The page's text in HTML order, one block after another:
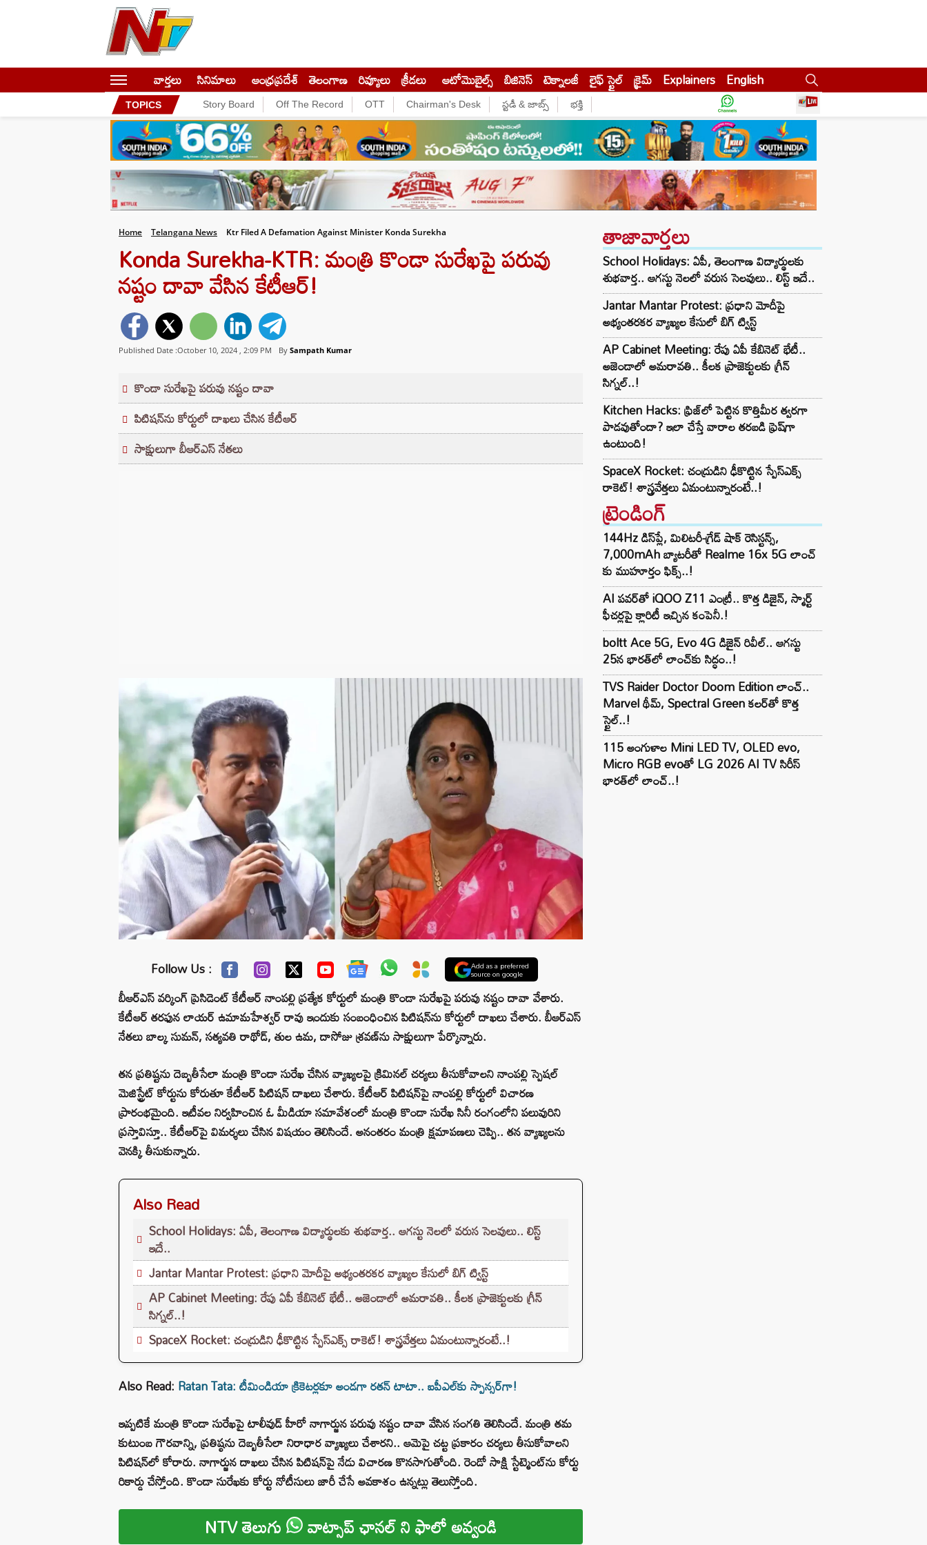
వార్తలు సినిమాలు ఆంధ్రప్రదేశ్ తెలంగాణ రివ్యూలు క్రీడలు ఆటోమొబైల్స్ బిజినెస్‌ టెక్నాలజీ లైఫ్ స్టైల్ క్రైమ్ Explainers English
TOPICS Story Board Off The Record OTT Chairman's Desk స్టడీ & జాబ్స్ భక్తి
Home Telangana News Ktr Filed A Defamation Against Minister Konda Surekha
Konda Surekha-KTR: మంత్రి కొండా సురేఖపై పరువు
నష్టం దావా వేసిన కేటీఆర్‌!
Published Date :October 10, 2024 , 2:09 PM By Sampath Kumar
కొండా సురేఖపై పరువు నష్టం దావా
పిటిషన్‌ను కోర్టులో దాఖలు చేసిన కేటీఆర్‌
సాక్షులుగా బీఆర్‌‌‌‌‌‌‌‌ఎస్ నేతలు
Follow Us : Add as a preferred
source on google
బీఆర్‌‌‌‌‌‌‌‌ఎస్ వర్కింగ్ ప్రెసిడెంట్ కేటీఆర్‌ నాంపల్లి ప్రత్యేక కోర్టులో మంత్రి కొండా సురేఖపై పరువు నష్టం దావా వేశారు.
కేటీఆర్‌ తరఫున లాయర్ ఉమామహేశ్వర్‌ రావు ఇందుకు సంబంధించిన పిటిషన్‌ను కోర్టులో దాఖలు చేశారు. బీఆర్‌‌‌‌‌‌‌‌ఎస్
నేతలు బాల్క సుమన్‌, సత్యవతి రాథోడ్‌, తుల ఉమ, దాసోజు శ్రవణ్‌ను సాక్షులుగా పేర్కొన్నారు.
తన ప్రతిష్టను దెబ్బతీసేలా మంత్రి కొండా సురేఖ చేసిన వ్యాఖ్యలపై క్రిమినల్ చర్యలు తీసుకోవాలని నాంపల్లి స్పెషల్‌
మెజిస్ట్రేట్‌ కోర్టును కోరుతూ కేటీఆర్ పిటిషన్ దాఖలు చేశారు. కేటీఆర్‌ పిటిషన్‌పై నాంపల్లి కోర్టులో విచారణ
ప్రారంభమైంది. ఇటీవల నిర్వహించిన ఓ మీడియా సమావేశంలో మంత్రి కొండా సురేఖ సినీ రంగంలోని పలువురిని
ప్రస్తావిస్తూ.. కేటీఆర్‌పై విమర్శలు చేసిన విషయం తెలిసిందే. అనంతరం మంత్రి క్షమాపణలు చెప్పి.. తన వ్యాఖ్యలను
వెనక్కి తీసుకున్నారు.
Also Read
School Holidays: ఏపీ, తెలంగాణ విద్యార్థులకు శుభవార్త.. ఆగస్టు నెలలో వరుస సెలవులు.. లిస్ట్
ఇదే..
Jantar Mantar Protest: ప్రధాని మోదీపై అభ్యంతరకర వ్యాఖ్యల కేసులో బిగ్ ట్విస్ట్
AP Cabinet Meeting: రేపు ఏపీ కేబినెట్ భేటీ.. అజెండాలో అమరావతి.. కీలక ప్రాజెక్టులకు గ్రీన్
సిగ్నల్..!
SpaceX Rocket: చంద్రుడిని ఢీకొట్టిన స్పేస్‌ఎక్స్ రాకెట్! శాస్త్రవేత్తలు ఏమంటున్నారంటే..!
Also Read: Ratan Tata: టీమిండియా క్రికెటర్లకూ అండగా రతన్ టాటా.. ఐపీఎల్‌కు స్పాన్సర్‌గా!
ఇప్పటికే మంత్రి కొండా సురేఖపై టాలీవుడ్ హీరో నాగార్జున పరువు నష్టం దావా వేసిన సంగతి తెలిసిందే. మంత్రి తమ
కుటుంబ గౌరవాన్ని, ప్రతిష్ఠను దెబ్బతీసేలా నిరాధార వ్యాఖ్యలు చేశారని.. ఆమెపై చట్ట ప్రకారం చర్యలు తీసుకోవాలని
పిటిషన్‌లో కోరారు. నాగార్జున దాఖలు చేసిన పిటిషన్‌పై నేడు విచారణ కొనసాగుతోంది. రెండో సాక్షి స్టేట్మెంట్‌ను కోర్టు
రికార్డు చేస్తోంది. కొండా సురేఖకు కోర్టు నోటీసులు జారీ చేసే అవకాశం ఉన్నట్లు తెలుస్తోంది.
NTV తెలుగు వాట్సాప్ ఛానల్ ని ఫాలో అవ్వండి
తాజావార్తలు
School Holidays: ఏపీ, తెలంగాణ విద్యార్థులకు
శుభవార్త.. ఆగస్టు నెలలో వరుస సెలవులు.. లిస్ట్ ఇదే..
Jantar Mantar Protest: ప్రధాని మోదీపై
అభ్యంతరకర వ్యాఖ్యల కేసులో బిగ్ ట్విస్ట్
AP Cabinet Meeting: రేపు ఏపీ కేబినెట్ భేటీ..
అజెండాలో అమరావతి.. కీలక ప్రాజెక్టులకు గ్రీన్
సిగ్నల్..!
Kitchen Hacks: ఫ్రిజ్‌లో పెట్టిన కొత్తిమీర త్వరగా
పాడవుతోందా? ఇలా చేస్తే వారాల తరబడి ఫ్రెష్‌గా
ఉంటుంది!
SpaceX Rocket: చంద్రుడిని ఢీకొట్టిన స్పేస్‌ఎక్స్
రాకెట్! శాస్త్రవేత్తలు ఏమంటున్నారంటే..!
ట్రెండింగ్‌
144Hz డిస్‌ప్లే, మిలిటరీ-గ్రేడ్ షాక్ రెసిస్టన్స్,
7,000mAh బ్యాటరీతో Realme 16x 5G లాంచ్
కు ముహూర్తం ఫిక్స్..!
AI పవర్‌తో iQOO Z11 ఎంట్రీ.. కొత్త డిజైన్, స్మార్ట్
ఫీచర్లపై క్లారిటీ ఇచ్చిన కంపెనీ.!
boltt Ace 5G, Evo 4G డిజైన్ రివీల్.. ఆగస్టు
25న భారత్‌లో లాంచ్‌కు సిద్ధం..!
TVS Raider Doctor Doom Edition లాంచ్..
Marvel థీమ్, Spectral Green కలర్‌తో కొత్త
స్టైల్..!
115 అంగుళాల Mini LED TV, OLED evo,
Micro RGB evoతో LG 2026 AI TV సిరీస్
భారత్‌లో లాంచ్..!